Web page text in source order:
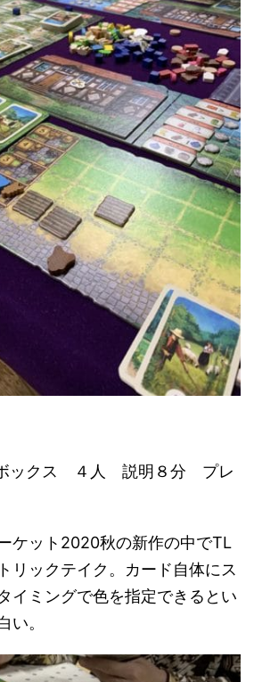
ボックス ４人 説明８分 プレ
ケット2020秋の新作の中でTL
リックテイク。カード自体にス
イミングで色を指定できるとい
い。